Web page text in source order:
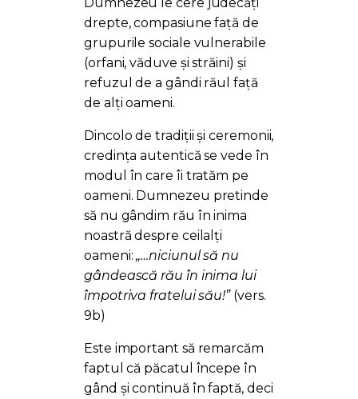
drepte, compasiune față de
grupurile sociale vulnerabile
(orfani, văduve și străini) și
refuzul de a gândi răul față
de alți oameni.
Dincolo de tradiții și ceremonii,
credința autentică se vede în
modul în care îi tratăm pe
oameni. Dumnezeu pretinde
să nu gândim rău în inima
noastră despre ceilalți
oameni:„…niciunul să nu
gândească rău în inima lui
împotriva fratelui său!”(vers.
9b)
Este important să remarcăm
faptul că păcatul începe în
gând și continuă în faptă, deci